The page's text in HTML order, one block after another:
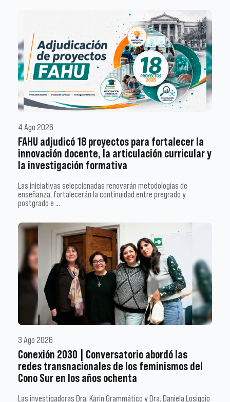
4 Ago 2026
FAHU adjudicó 18 proyectos para fortalecer la
innovación docente, la articulación curricular y
la investigación formativa
Las iniciativas seleccionadas renovarán metodologías de
enseñanza, fortalecerán la continuidad entre pregrado y
postgrado e …
3 Ago 2026
Conexión 2030 | Conversatorio abordó las
redes transnacionales de los feminismos del
Cono Sur en los años ochenta
Las investigadoras Dra. Karin Grammático y Dra. Daniela Losiggio